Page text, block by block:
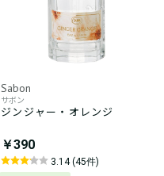
Sabon
サボン
ジンジャー・オレンジ
￥390
3.14 (45件)